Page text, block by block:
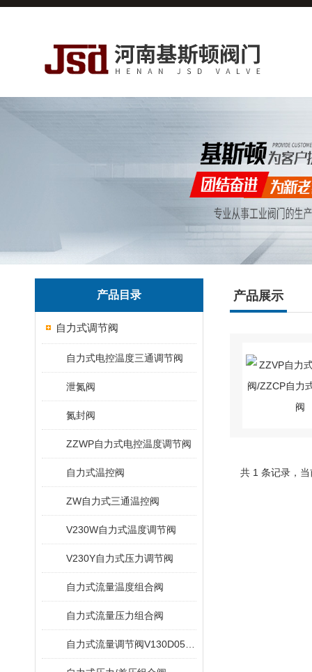
产品目录
自力式调节阀
自力式电控温度三通调节阀
泄氮阀
氮封阀
ZZWP自力式电控温度调节阀
自力式温控阀
ZW自力式三通温控阀
V230W自力式温度调节阀
V230Y自力式压力调节阀
自力式流量温度组合阀
自力式流量压力组合阀
产品展示
共 1 条记录，